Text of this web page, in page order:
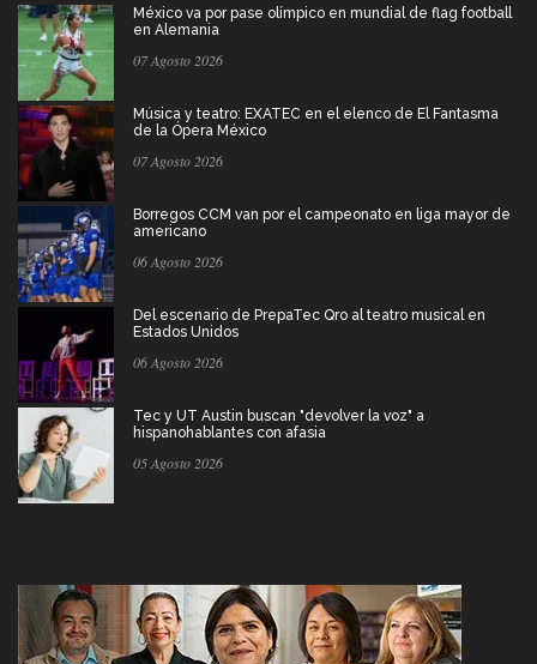
México va por pase olímpico en mundial de flag football
en Alemania
07 Agosto 2026
Música y teatro: EXATEC en el elenco de El Fantasma
de la Ópera México
07 Agosto 2026
Borregos CCM van por el campeonato en liga mayor de
americano
06 Agosto 2026
Del escenario de PrepaTec Qro al teatro musical en
Estados Unidos
06 Agosto 2026
Tec y UT Austin buscan "devolver la voz" a
hispanohablantes con afasia
05 Agosto 2026